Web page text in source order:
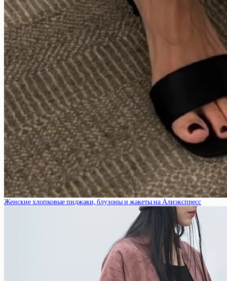
Женские хлопковые пиджаки, блузоны и жакеты на Алиэкспресс